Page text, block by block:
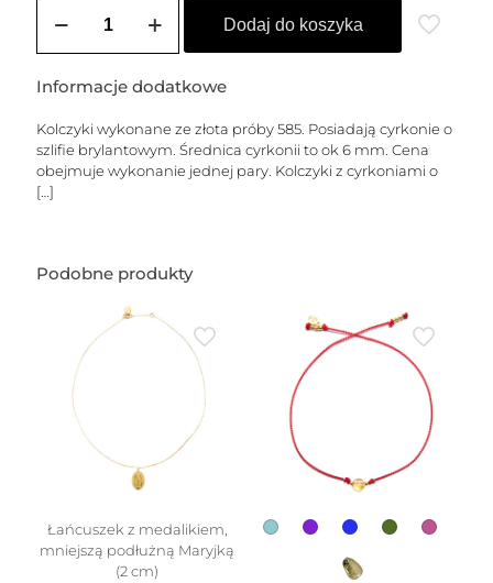
Kolczyki
DIANA
mm)
Dodaj do koszyka
Informacje dodatkowe
Kolczyki wykonane ze złota próby 585. Posiadają cyrkonie o
szlifie brylantowym. Średnica cyrkonii to ok 6 mm. Cena
obejmuje wykonanie jednej pary. Kolczyki z cyrkoniami o
[…]
Podobne produkty
Łańcuszek z medalikiem,
mniejszą podłużną Maryjką
(2 cm)